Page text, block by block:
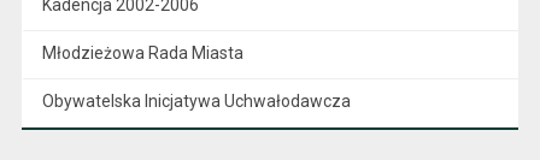
Kadencja 2002-2006
Młodzieżowa Rada Miasta
Obywatelska Inicjatywa Uchwałodawcza